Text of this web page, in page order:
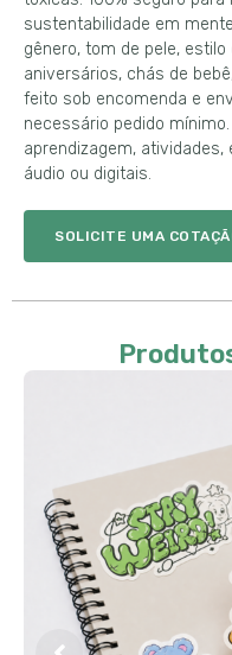
sustentabilidade em
gênero, tom de pele,
aniversários, chás de
feito sob encomenda e
necessário pedido
aprendizagem,
áudio ou digitais.
SOLICITE UMA